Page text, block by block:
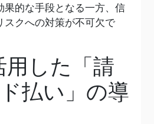
果的な手段となる一方、信
スクへの対策が不可欠で
用した「請
払い」の導